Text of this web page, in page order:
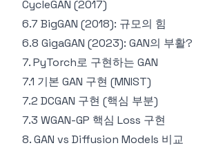
CycleGAN (2017)
6.7 BigGAN (2018): 규모의 힘
6.8 GigaGAN (2023): GAN의 부활?
7. PyTorch로 구현하는 GAN
7.1 기본 GAN 구현 (MNIST)
7.2 DCGAN 구현 (핵심 부분)
7.3 WGAN-GP 핵심 Loss 구현
8. GAN vs Diffusion Models 비교